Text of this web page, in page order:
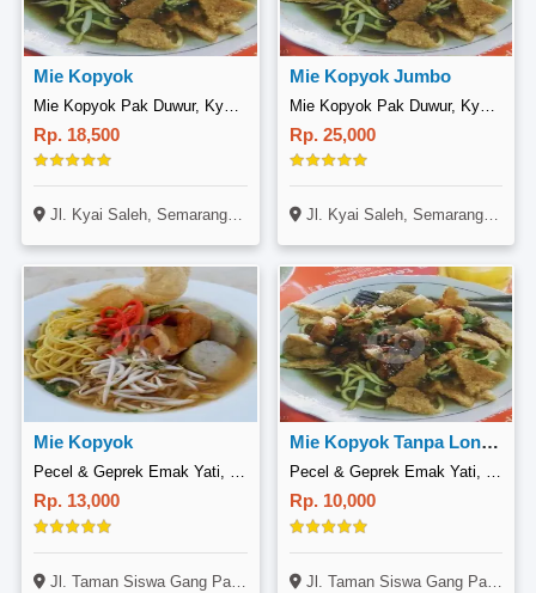
Mie Kopyok
Rp. 18,500
Jl. Kyai Saleh, Semarang Selatan, Semarang
Mie Kopyok Jumbo
Mie Kopyok Pak Duwur, Kyai Saleh
Rp. 25,000
Jl. Kyai Saleh, Semarang Selatan, Semarang
Mie Kopyok
Pecel & Geprek Emak Yati, Taman Siswa
Rp. 13,000
Jl. Taman Siswa Gang Pandawa I, Kel. Sekaran, Kec. Gunung Pati, Semarang
Mie Kopyok Tanpa Lontong
Pecel & Geprek Emak Yati, Taman Siswa
Rp. 10,000
Jl. Taman Siswa Gang Pandawa I, Kel. Sekaran, Kec. Gunung Pati, Semarang